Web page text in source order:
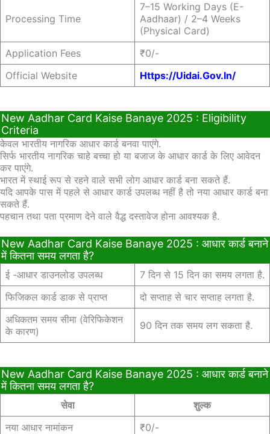
Processing Time
7–15 Working Days (e-
Aadhaar) / 2–4 Weeks
(Physical Card)
Application Fees
₹0/-
Official Website
Https://uidai.gov.in/
New Aadhar Card Kaise Banaye 2025 : Eligibility
Criteria
केवल भारतीय नागरिक आधार कार्ड बनवा पाएंगे.
सिर्फ भारतीय नागरिक चाहे बच्चा हो या बजाज के आधार कार्ड के लिए आवेदन
कर पाएंगे.
भारत में स्थाई रूप से रहने वाले सभी लोग आधार कार्ड बना सकते हैं.
यदि आपके पास में पहले से आधार कार्ड उपलब्ध नहीं है तो नया आधार कार्ड बना
सकते हैं.
पहचान तथा पता प्रमाण देने वाले वैद्ध दस्तावेज होना आवश्यक है.
New Aadhar Card Kaise Banaye 2025 : आधार कार्ड बनाने
में कितना समय लगता है?
ई -आधार डाउनलोड उपलब्ध
7 दिन से 15 दिन का समय लगता है.
फिजिकल कार्ड डाक से प्राप्त
दो सप्ताह से चार सप्ताह लगता है.
अधिकतम समय सीमा (वेरिफिकेशन
के कारण)
90 दिन तक समय लग सकता है.
New Aadhar Card Kaise Banaye 2025 : आधार कार्ड बनाने
में कितना समय लगता है?
सेवा
शुल्क
नया आधार नामांकन
₹0/-